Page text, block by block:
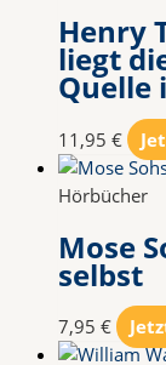
Henry
liegt
Quelle
11,95 €
Hörbücher
Mose
selbst
7,95 €